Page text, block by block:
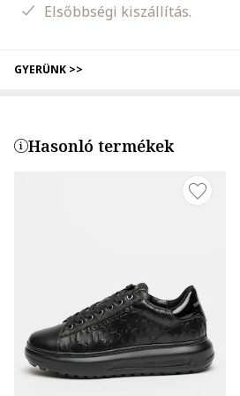
Elsőbbségi kiszállítás.
GYERÜNK >>
Hasonló termékek